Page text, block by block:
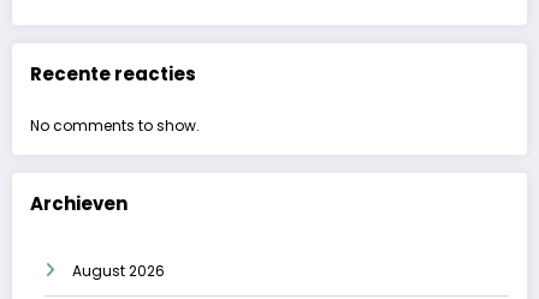
Recente reacties
No comments to show.
Archieven
August 2026